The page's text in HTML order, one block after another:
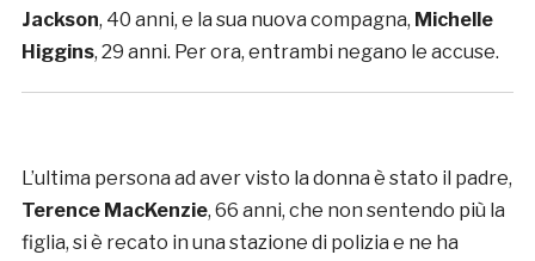
Jackson, 40 anni, e la sua nuova compagna, Michelle
Higgins, 29 anni. Per ora, entrambi negano le accuse.
L’ultima persona ad aver visto la donna è stato il padre,
Terence MacKenzie, 66 anni, che non sentendo più la
figlia, si è recato in una stazione di polizia e ne ha